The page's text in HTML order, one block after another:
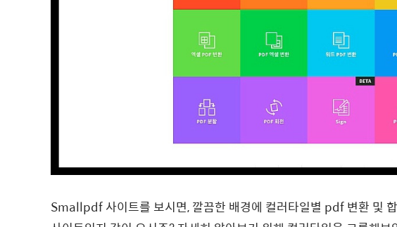
Smallpdf 사이트를 보시면, 깔끔한 배경에 컬러타일별 pdf 변환 및